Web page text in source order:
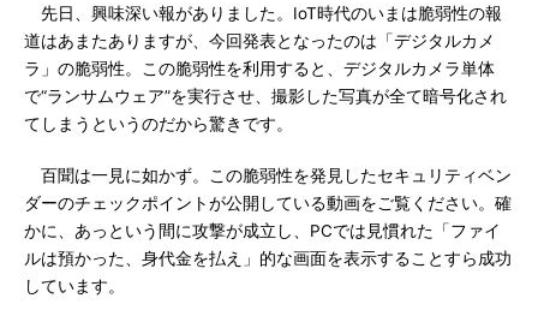
先日、興味深い報がありました。IoT時代のいまは脆弱性の報
道はあまたありますが、今回発表となったのは「デジタルカメ
ラ」の脆弱性。この脆弱性を利用すると、デジタルカメラ単体
で“ランサムウェア”を実行させ、撮影した写真が全て暗号化され
てしまうというのだから驚きです。
百聞は一見に如かず。この脆弱性を発見したセキュリティベン
ダーのチェックポイントが公開している動画をご覧ください。確
かに、あっという間に攻撃が成立し、PCでは見慣れた「ファイ
ルは預かった、身代金を払え」的な画面を表示することすら成功
しています。